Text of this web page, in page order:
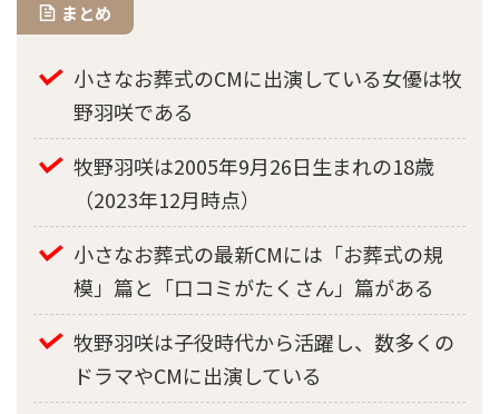
まとめ
小さなお葬式のCMに出演している女優は牧
野羽咲である
牧野羽咲は2005年9月26日生まれの18歳
（2023年12月時点）
小さなお葬式の最新CMには「お葬式の規
模」篇と「口コミがたくさん」篇がある
牧野羽咲は子役時代から活躍し、数多くの
ドラマやCMに出演している